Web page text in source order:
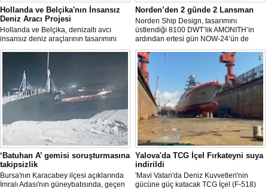
Hollanda ve Belçika'nın İnsansız
Deniz Aracı Projesi
Hollanda ve Belçika, denizaltı avcı
insansız deniz araçlarının tasarımını
başlattı. Proje, 2 ülkenin deniz
kuvvetlerinin gelecekteki denizaltı karşıtı
yeteneklerini desteklemeyi amaçlıyor.
Norden’den 2 günde 2 Lansman
Norden Ship Design, tasarımını
üstlendiği 8100 DWT’lik AMONITH’in
ardından ertesi gün NOW-24’ün de
denize kavuşmasını kutladı.
‘Batuhan A’ gemisi soruşturmasına
takipsizlik
Bursa'nın Karacabey ilçesi açıklarında
İmralı Adası'nın güneybatısında, geçen
Yalova'da TCG İçel Fırkateyni suya
indirildi
'Mavi Vatan'da Deniz Kuvvetleri'nin
gücüne güç katacak TCG İçel (F-518)